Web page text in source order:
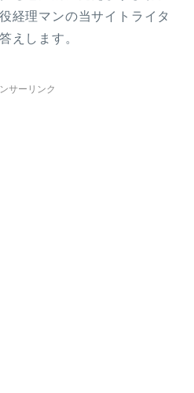
経理マンの当サイトライタ
えします。
サーリンク